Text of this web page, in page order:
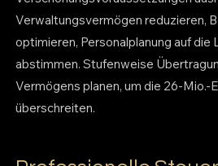
Verwaltungsvermögen reduzieren,
optimieren, Personalplanung auf die
abstimmen. Stufenweise
Vermögens planen, um die 26-Mio.-
überschreiten.